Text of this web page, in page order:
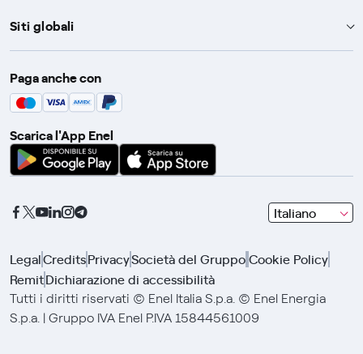
Siti globali
Enel Group
Enel Green Power
Global Procurement
Gridspertise
Paga anche con
Scarica l'App Enel
Italiano
seleziona
una
con
frecce
LegalCreditsPrivacySocietà del GruppoCookie Policy
RemitDichiarazione di accessibilità
Tutti i diritti riservati © Enel Italia S.p.a. © Enel Energia
S.p.a. | Gruppo IVA Enel P.IVA 15844561009